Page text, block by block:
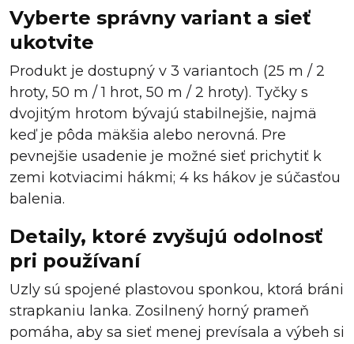
Vyberte správny variant a sieť
ukotvite
Produkt je dostupný v 3 variantoch (25 m / 2
hroty, 50 m / 1 hrot, 50 m / 2 hroty). Tyčky s
dvojitým hrotom bývajú stabilnejšie, najmä
keď je pôda mäkšia alebo nerovná. Pre
pevnejšie usadenie je možné sieť prichytiť k
zemi kotviacimi hákmi; 4 ks hákov je súčasťou
balenia.
Detaily, ktoré zvyšujú odolnosť
pri používaní
Uzly sú spojené plastovou sponkou, ktorá bráni
strapkaniu lanka. Zosilnený horný prameň
pomáha, aby sa sieť menej prevísala a výbeh si